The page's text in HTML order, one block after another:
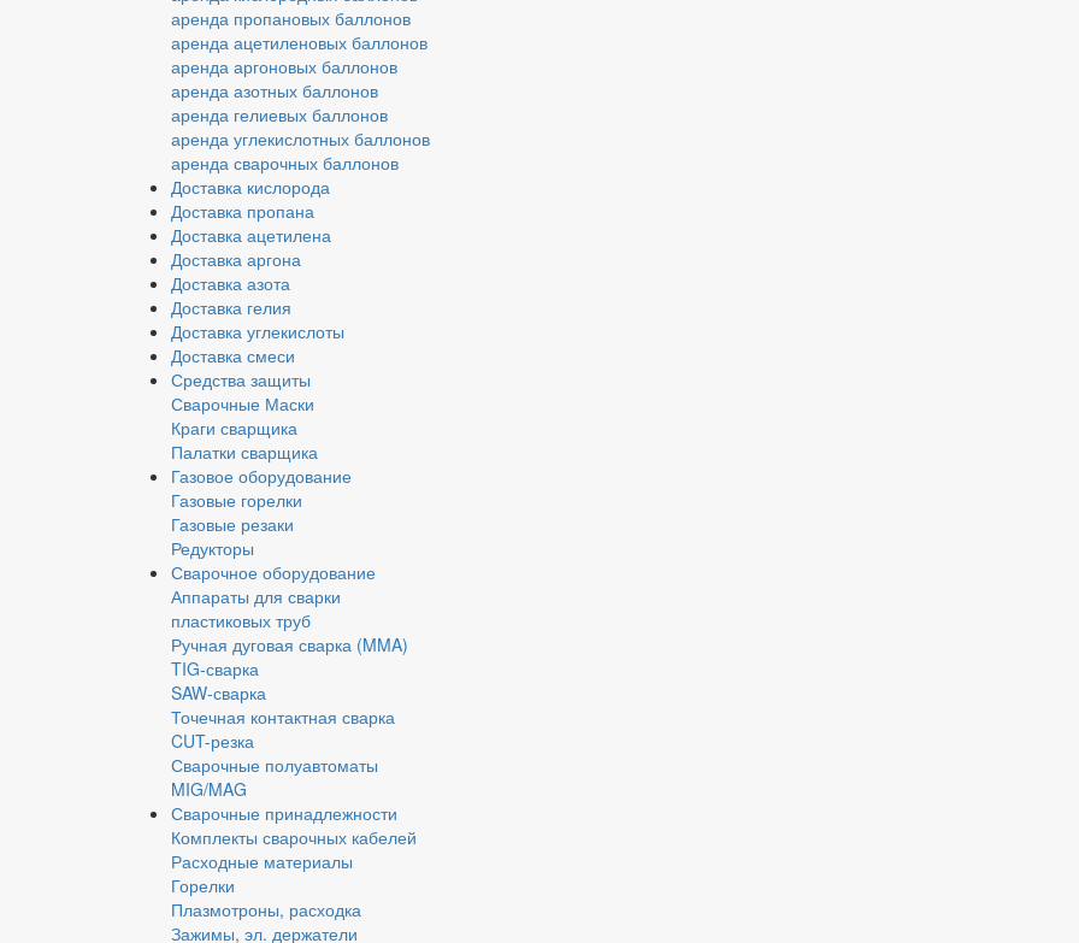
аренда пропановых баллонов
аренда ацетиленовых баллонов
аренда аргоновых баллонов
аренда азотных баллонов
аренда гелиевых баллонов
аренда углекислотных баллонов
аренда сварочных баллонов
Доставка кислорода
Доставка пропана
Доставка ацетилена
Доставка аргона
Доставка азота
Доставка гелия
Доставка углекислоты
Доставка смеси
Средства защиты
Сварочные Маски
Краги сварщика
Палатки сварщика
Газовое оборудование
Газовые горелки
Газовые резаки
Редукторы
Сварочное оборудование
Аппараты для сварки
пластиковых труб
Ручная дуговая сварка (MMA)
TIG-сварка
SAW-сварка
Точечная контактная сварка
CUT-резка
Сварочные полуавтоматы
MIG/MAG
Сварочные принадлежности
Комплекты сварочных кабелей
Расходные материалы
Горелки
Плазмотроны, расходка
Зажимы, эл. держатели